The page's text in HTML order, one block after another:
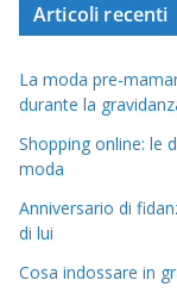
Articoli recenti
La moda pre-
durante la
Shopping online: le
moda
Anniversario di
di lui
Cosa indossare in